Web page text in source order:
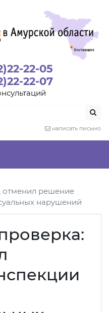
22-05
22-07
написать письмо
отменил решение
нарушений